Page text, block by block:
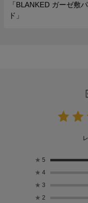
「BLANKED ガーゼ敷
ド」
★ 5
★ 4
★ 3
★ 2